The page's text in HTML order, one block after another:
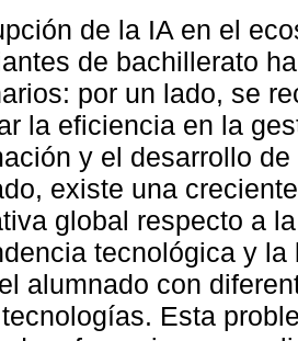
de la IA en el
de bachillerato
por un lado, se
la eficiencia en la
y el desarrollo
existe una
global respecto a
tecnológica y
alumnado con
Esta